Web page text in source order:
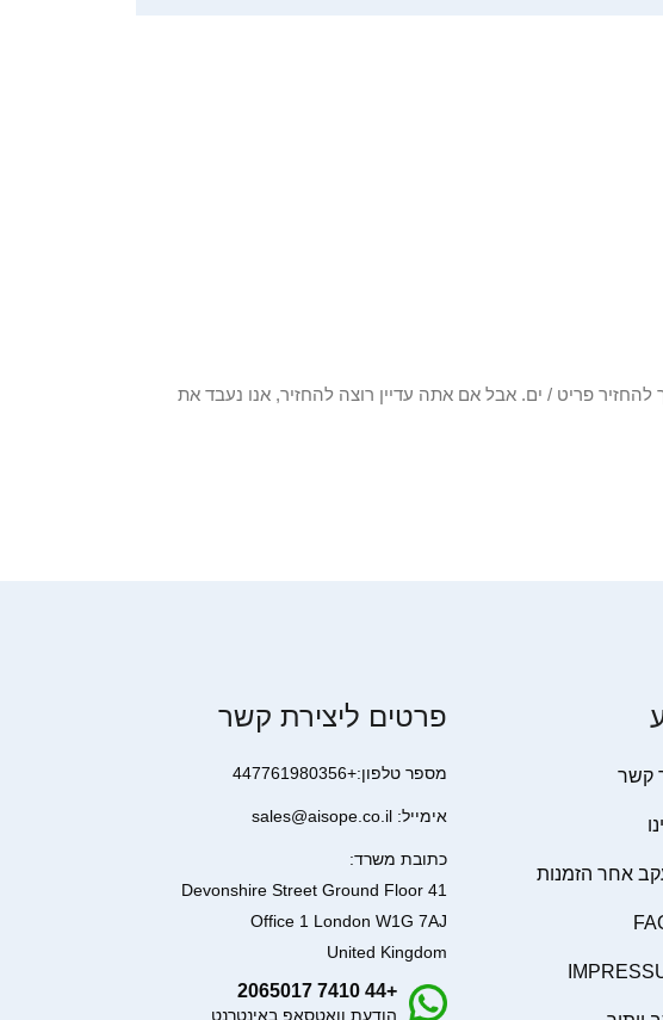
ואינך צריך להחזיר פריט / ים. אבל אם אתה עדיין רוצה להחזיר, אנו נעבד את
קשר
אחר הזמנות
פרטים ליצירת קשר
מספר טלפון:+447761980356
אימייל: sales@aisope.co.il
כתובת משרד:
41 Devonshire Street Ground Floor
Office 1 London W1G 7AJ
United Kingdom
+44 7410 2065017
הודעת וואטסאפ באינטרנט